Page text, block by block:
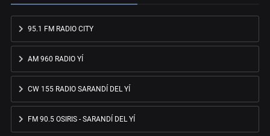
95.1 FM RADIO CITY
AM 960 RADIO YÍ
CW 155 RADIO SARANDÍ DEL YÍ
FM 90.5 OSIRIS - SARANDÍ DEL YÍ